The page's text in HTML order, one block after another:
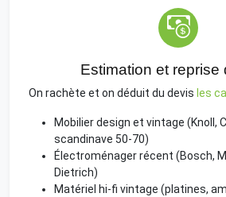
Estimation et reprise
On rachète et on déduit du devis les
Mobilier design et vintage (Knoll,
scandinave 50-70)
Électroménager récent (Bosch,
Dietrich)
Matériel hi-fi vintage (platines,